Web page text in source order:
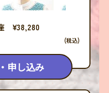
¥38,280
(税込)
申し込み